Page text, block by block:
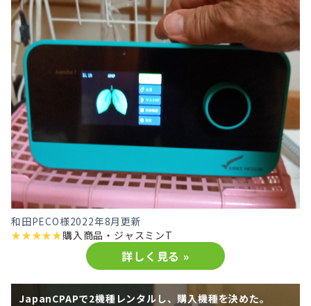
和田PECO様2022年8月更新
★★★★★購入商品・ ジャスミンT
詳しく見る »
JapanCPAPで2機種レンタルし、購入機種を決めた。